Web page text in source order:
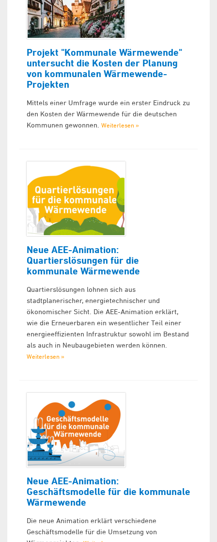
Projekt "Kommunale Wärmewende"
untersucht die Kosten der Planung
von kommunalen Wärmewende-
Projekten
Mittels einer Umfrage wurde ein erster Eindruck zu
den Kosten der Wärmewende für die deutschen
Kommunen gewonnen. Weiterlesen »
Neue AEE-Animation:
Quartierslösungen für die
kommunale Wärmewende
Quartierslösungen lohnen sich aus
stadtplanerischer, energietechnischer und
ökonomischer Sicht. Die AEE-Animation erklärt,
wie die Erneuerbaren ein wesentlicher Teil einer
energieeffizienten Infrastruktur sowohl im Bestand
als auch in Neubaugebieten werden können.
Weiterlesen »
Neue AEE-Animation:
Geschäftsmodelle für die kommunale
Wärmewende
Die neue Animation erklärt verschiedene
Geschäftsmodelle für die Umsetzung von